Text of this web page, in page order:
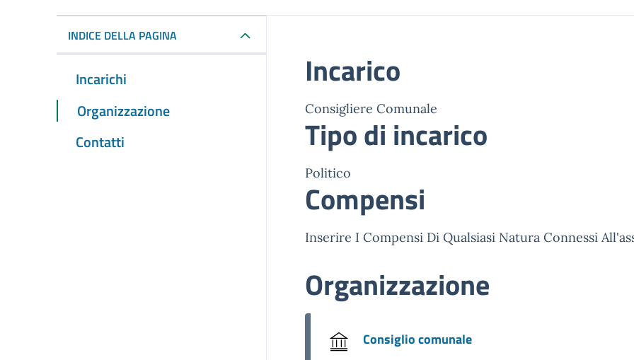
INDICE DELLA PAGINA
Incarichi
Organizzazione
Contatti
Incarico
Consigliere Comunale
Tipo di incarico
Politico
Compensi
Inserire I Compensi Di Qualsiasi Natura Connessi
Organizzazione
Consiglio comunale